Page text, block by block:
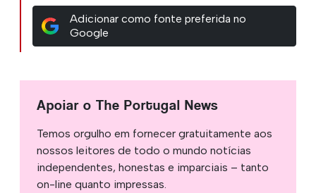
Adicionar como fonte preferida no
Google
Apoiar o The Portugal News
Temos orgulho em fornecer gratuitamente aos
nossos leitores de todo o mundo notícias
independentes, honestas e imparciais – tanto
on-line quanto impressas.